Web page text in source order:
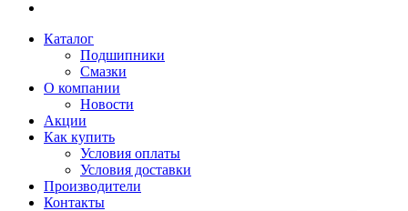
Каталог
Подшипники
Смазки
О компании
Новости
Акции
Как купить
Условия оплаты
Условия доставки
Производители
Контакты